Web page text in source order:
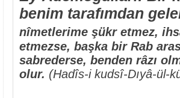
benim tarafımdan
nîmetlerime şükr etmez,
etmezse, başka bir Rab
sabrederse, benden râzı
olur. (Hadîs-i kudsî-Dıyâ-ül-